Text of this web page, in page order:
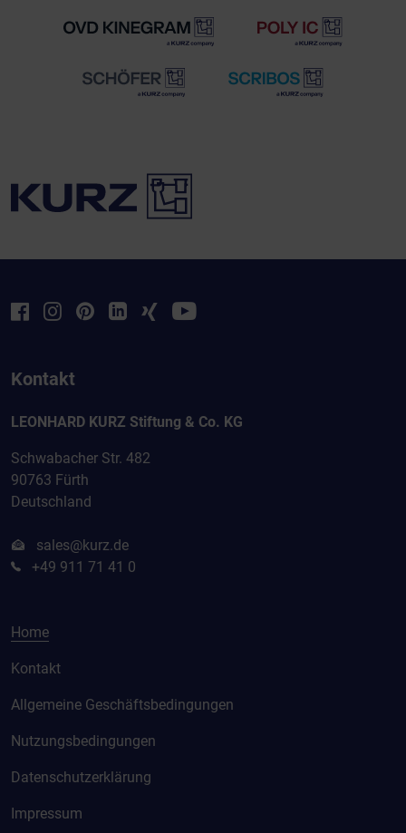
Kontakt
LEONHARD KURZ Stiftung & Co. KG
Schwabacher Str. 482
90763 Fürth
Deutschland
sales@kurz.de
+49 911 71 41 0
Home
Kontakt
Allgemeine Geschäftsbedingungen
Nutzungsbedingungen
Datenschutzerklärung
Impressum